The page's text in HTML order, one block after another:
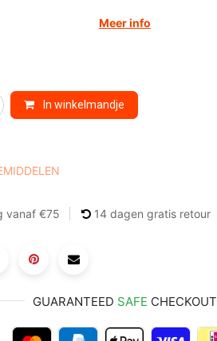
Meer info
In winkelmandje
vanaf €75 14 dagen gratis retour
GUARANTEED SAFE CHECKOUT